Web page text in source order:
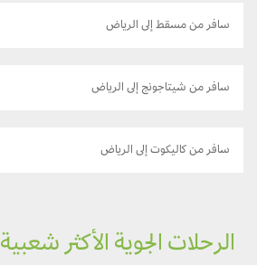
سافر من مسقط إلى الرياض
سافر من شيتاجونج إلى الرياض
سافر من كاليكوت إلى الرياض
الرحلات الجوية الأكثر